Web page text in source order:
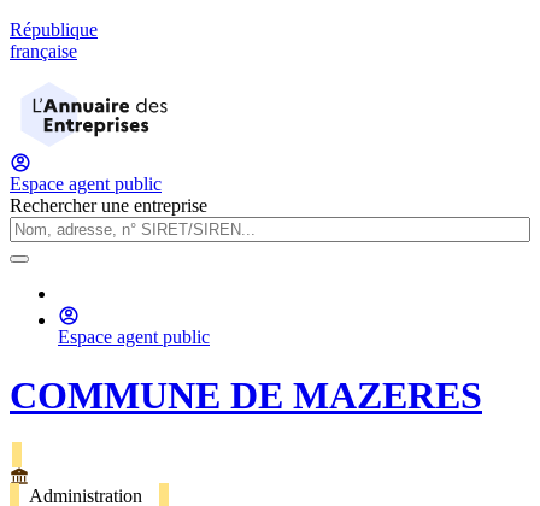
République
française
Espace agent public
Rechercher une entreprise
Espace agent public
COMMUNE DE MAZERES
Administration